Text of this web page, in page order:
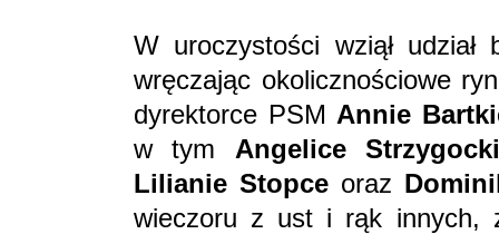
W uroczystości wziął udział
wręczając okolicznościowe
dyrektorce PSM Annie
w tym Angelice
Lilianie Stopceoraz
wieczoru z ust i rąk innych,